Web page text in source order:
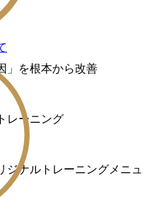
」を根本から改善
レーニング
ジナルトレーニングメニュ